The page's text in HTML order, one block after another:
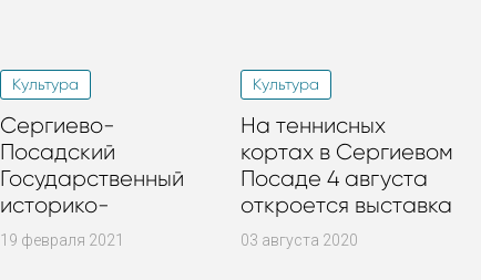
Культура
Сергиево-
Посадский
Государственный
историко-
художественный
19 февраля 2021
Культура
На теннисных
кортах в Сергиевом
Посаде 4 августа
откроется выставка
"Лучшие товары от
03 августа 2020